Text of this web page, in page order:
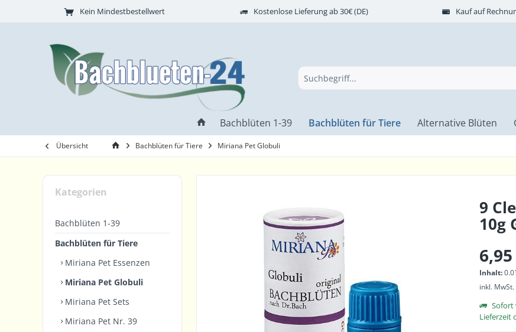
Kein Mindestbestellwert Kostenlose Lieferung ab 30€ (DE) Kauf auf
Bachblüten 1-39 Bachblüten für Tiere Alternative Blüten
Übersicht Bachblüten für Tiere Miriana Pet Globuli
Kategorien
Bachblüten 1-39
Bachblüten für Tiere
Miriana Pet Essenzen
Miriana Pet Globuli
Miriana Pet Sets
Miriana Pet Nr. 39
9
10g
Inhalt:
inkl. MwSt.
Sofort
Lieferzeit